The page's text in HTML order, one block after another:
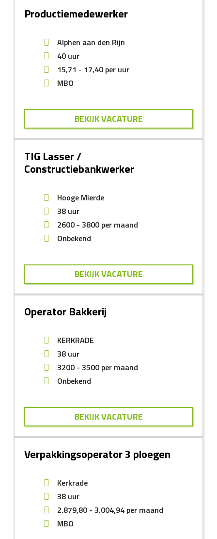
Productiemedewerker
Alphen aan den Rijn
40 uur
15,71 - 17,40 per uur
MBO
BEKIJK VACATURE
TIG Lasser /
Constructiebankwerker
Hooge Mierde
38 uur
2600 - 3800 per maand
Onbekend
BEKIJK VACATURE
Operator Bakkerij
KERKRADE
38 uur
3200 - 3500 per maand
Onbekend
BEKIJK VACATURE
Verpakkingsoperator 3 ploegen
Kerkrade
38 uur
2.879,80 - 3.004,94 per maand
MBO